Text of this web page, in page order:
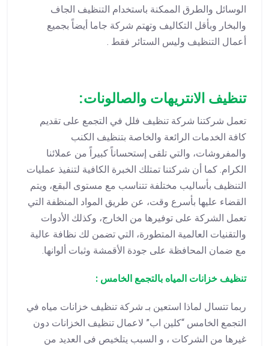
الوسائل والطرق الممكنة باستخدام التنظيف الجاف
والبخار وبأقل التكاليف وتهتم شركة جاما أيضاً بجميع
أعمال التنظيف وليس الستائر فقط .
تنظيف الانتريهات والصالونات:
تعمل شركتنا شركة تنظيف فلل في التجمع على تقديم
كافة الخدمات الرائعة والخاصة بتنظيف الكنب
والمفروشات، والتي تلقى إستحساناً كبيراً من عملائنا
الكرام. كما أن شركتنا تمتلك الخبرة الكافية لتنفيذ عمليات
التنظيف بأساليب مختلفة تتناسب مع مستوى البقع، ويتم
القضاء عليها بأسرع وقت، عن طريق المواد المنظفة التي
تعمل الشركة على توفيرها من الخارج، وكذلك الأدوات
والتقنيات العالمية المتطورة، التي تضمن لك نظافة عالية
مع ضمان المحافظة على جودة الأقمشة وثبات ألوانها.
تنظيف خزانات المياه بالتجمع الخامس :
ربما تتسال لماذا استعين بـ شركة تنظيف خزانات مياه في
التجمع الخامس “كلين اب” لاعمال تنظيف الخزانات دون
غيرها من الشركات ، و السبب يتلخيص فى العديد من